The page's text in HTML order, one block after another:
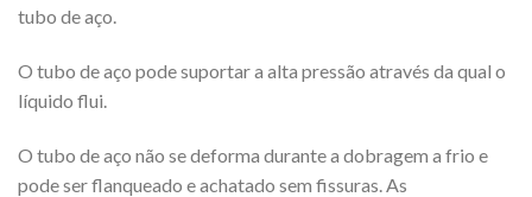
tubo de aço.
O tubo de aço pode suportar a alta pressão através da qual o
líquido flui.
O tubo de aço não se deforma durante a dobragem a frio e
pode ser flanqueado e achatado sem fissuras. As